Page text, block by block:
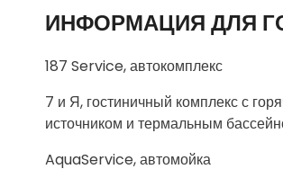
ИНФОРМАЦИЯ ДЛЯ
187 Service, автокомплекс
7 и Я, гостиничный комплекс с
источником и термальным
AquaService, автомойка